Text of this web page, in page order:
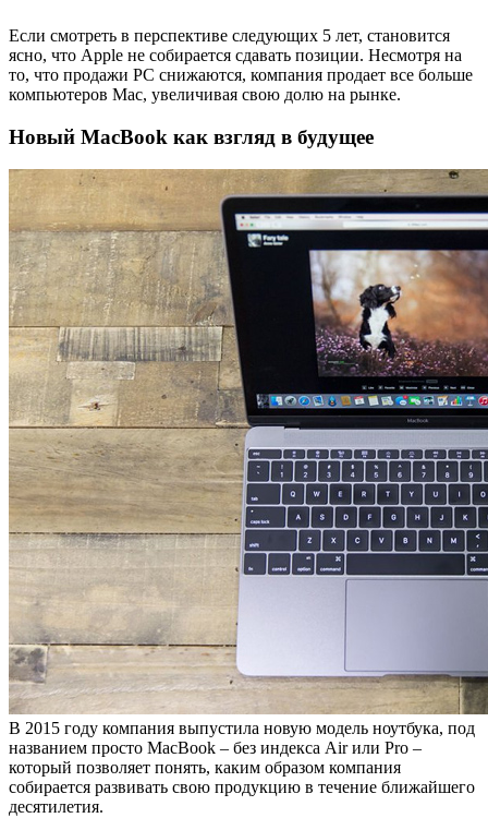
Если смотреть в перспективе следующих 5 лет, становится
ясно, что Apple не собирается сдавать позиции. Несмотря на
то, что продажи PC снижаются, компания продает все больше
компьютеров Mac, увеличивая свою долю на рынке.
Новый MacBook как взгляд в будущее
В 2015 году компания выпустила новую модель ноутбука, под
названием просто MacBook – без индекса Air или Pro –
который позволяет понять, каким образом компания
собирается развивать свою продукцию в течение ближайшего
десятилетия.